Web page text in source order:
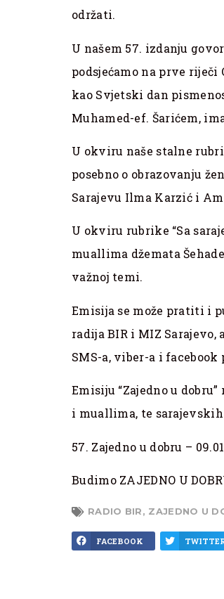
održati.
U našem 57. izdanju
podsjećamo na prve riječi
kao Svjetski dan
Muhamed-ef. Šarićem,
U okviru naše stalne
posebno o obrazovanju
Sarajevu Ilma Karzić i
U okviru rubrike “Sa
muallima džemata
važnoj temi.
Emisija se može pratiti i
radija BIR i MIZ Sarajevo,
SMS-a, viber-a i
Emisiju “Zajedno u
i muallima, te
57. Zajedno u dobru –
Budimo ZAJEDNO U
RADIO BIR, ZAJEDNO U
FACEBOOK